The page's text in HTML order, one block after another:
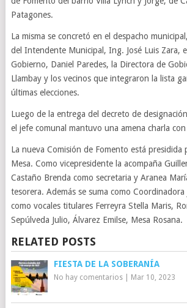
Patagones.
La misma se concretó en el despacho
del Intendente Municipal, Ing. José Luis Zara,
Gobierno, Daniel Paredes, la Directora de
Llambay y los vecinos que integraron la lista
últimas elecciones.
Luego de la entrega del decreto de
el jefe comunal mantuvo una amena charla
La nueva Comisión de Fomento está presidida
Mesa. Como vicepresidente la acompaña
Castaño Brenda como secretaria y Aranea
tesorera. Además se suma como
como vocales titulares Ferreyra Stella Maris,
Sepúlveda Julio, Álvarez Emilse, Mesa Rosana.
RELATED POSTS
FIESTA DE LA SOBERANÍA
No hay comentarios| Mar 10, 2023